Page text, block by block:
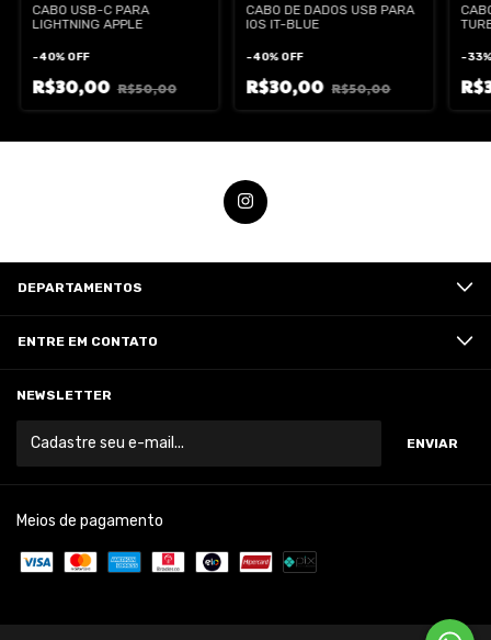
CABO USB-C PARA
LIGHTNING APPLE
-40%OFF
R$30,00 R$50,00
CABO DE DADOS USB PARA
IOS IT-BLUE
-40%OFF
R$30,00 R$50,00
-33
DEPARTAMENTOS
ENTRE EM CONTATO
NEWSLETTER
Meios de pagamento